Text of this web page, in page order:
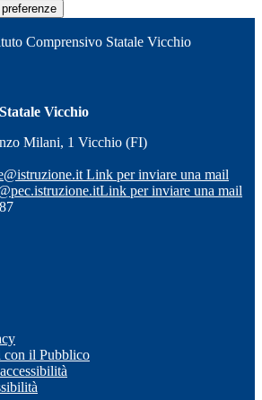
Comprensivo Statale Vicchio
Vicchio
Milani, 1 Vicchio (FI)
Link per inviare una mail
Link per inviare una mail
il Pubblico